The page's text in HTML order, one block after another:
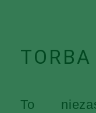
TORBA
To